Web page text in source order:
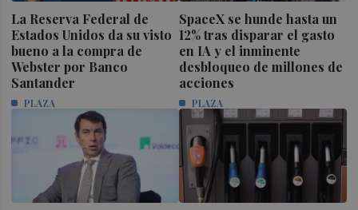
La Reserva Federal de
Estados Unidos da su visto
bueno a la compra de
Webster por Banco
Santander
PLAZA
SpaceX se hunde hasta un
12% tras disparar el gasto
en IA y el inminente
desbloqueo de millones de
acciones
PLAZA